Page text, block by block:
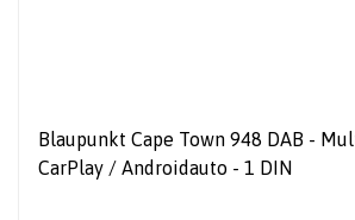
Blaupunkt Cape Town 948 DAB -
CarPlay / Androidauto - 1 DIN